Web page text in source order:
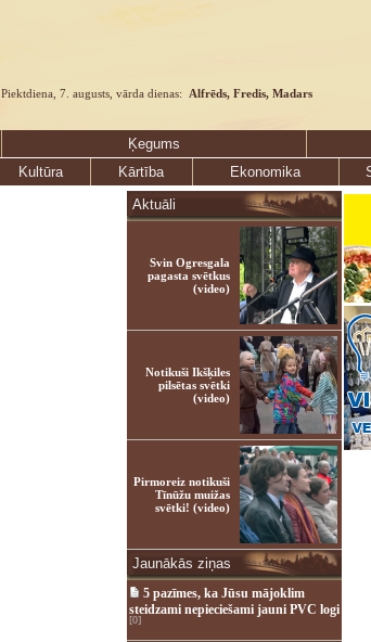
Piektdiena, 7. augusts, vārda dienas: Alfrēds, Fredis, Madars
Ķegums
Kultūra Kārtība Ekonomika
Aktuāli
Svin Ogresgala
pagasta svētkus
(video)
Notikuši Ikšķiles
pilsētas svētki
(video)
Pirmoreiz notikuši
Tīnūžu muižas
svētki! (video)
Jaunākās ziņas
5 pazīmes, ka Jūsu mājoklim
steidzami nepieciešami jauni PVC logi
[0]